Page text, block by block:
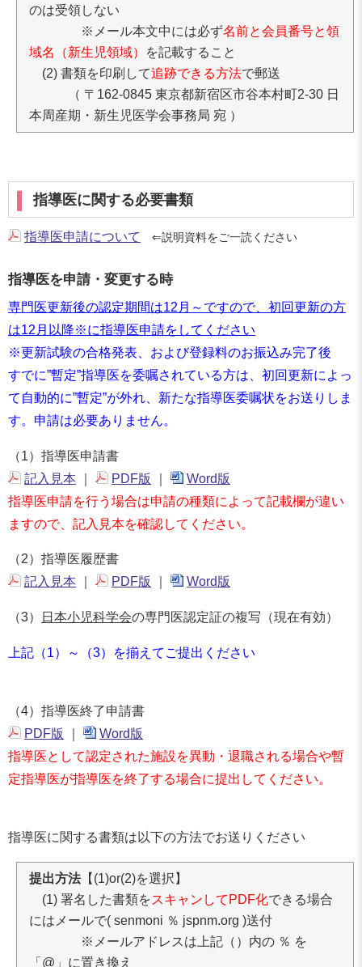
のは受領しない
※メール本文中には必ず名前と会員番号と領
域名（新生児領域）
を記載すること
(2) 書類を印刷して追跡できる方法で郵送
（ 〒162-0845 東京都新宿区市谷本村町2-30 日
本周産期・新生児医学会事務局 宛 ）
指導医に関する必要書類
指導医申請について ⇐説明資料をご一読ください
指導医を申請・変更する時
専門医更新後の認定期間は12月～ですので、初回更新の方
は12月以降※に指導医申請をしてください
※更新試験の合格発表、および登録料のお振込み完了後
すでに”暫定”指導医を委嘱されている方は、初回更新によっ
て自動的に”暫定”が外れ、新たな指導医委嘱状をお送りしま
す。申請は必要ありません。
（1）指導医申請書
記入見本
PDF版
Word版
指導医申請を行う場合は申請の種類によって記載欄が違い
ますので、記入見本を確認してください。
（2）指導医履歴書
記入見本
PDF版 Word版
（3） 日本小児科学会の専門医認定証の複写（現在有効）
上記（1）～（3）を揃えてご提出ください
（4）指導医終了申請書
PDF版
Word版
指導医として認定された施設を異動・退職される場合や暫
定指導医が指導医を終了する場合に提出してください。
指導医に関する書類は以下の方法でお送りください
提出方法【(1)or(2)を選択】
(1) 署名した書類をスキャンしてPDF化できる場合
にはメールで( senmoni ％ jspnm.org )送付
※メールアドレスは上記（）内の ％ を
「@」に置き換え